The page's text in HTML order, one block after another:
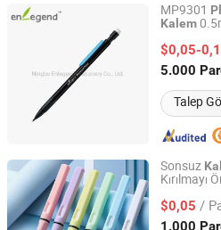
MP9301
Kalem
$0,05-0,1
5.000
Talep
Ningbo Enlegend Stationery Co.,
Zhejiang, China
Sonsuz
Kırılmayı
$0,05 /
1.000
Ningbo Fenghua Happy
Zhejiang, China